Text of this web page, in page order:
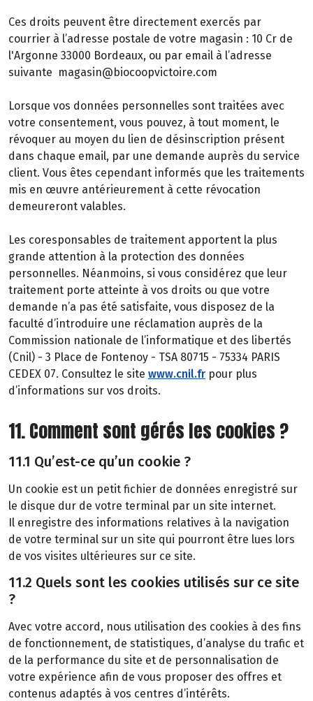
Ces droits peuvent être directement exercés par
courrier à l’adresse postale de votre magasin : 10 Cr de
l'Argonne 33000 Bordeaux, ou par email à l’adresse
suivante magasin@biocoopvictoire.com
Lorsque vos données personnelles sont traitées avec
votre consentement, vous pouvez, à tout moment, le
révoquer au moyen du lien de désinscription présent
dans chaque email, par une demande auprès du service
client. Vous êtes cependant informés que les traitements
mis en œuvre antérieurement à cette révocation
demeureront valables.
Les coresponsables de traitement apportent la plus
grande attention à la protection des données
personnelles. Néanmoins, si vous considérez que leur
traitement porte atteinte à vos droits ou que votre
demande n’a pas été satisfaite, vous disposez de la
faculté d’introduire une réclamation auprès de la
Commission nationale de l’informatique et des libertés
(Cnil) - 3 Place de Fontenoy - TSA 80715 - 75334 PARIS
CEDEX 07. Consultez le site www.cnil.fr pour plus
d’informations sur vos droits.
11. Comment sont gérés les cookies ?
11.1 Qu’est-ce qu’un cookie ?
Un cookie est un petit fichier de données enregistré sur
le disque dur de votre terminal par un site internet.
Il enregistre des informations relatives à la navigation
de votre terminal sur un site qui pourront être lues lors
de vos visites ultérieures sur ce site.
11.2 Quels sont les cookies utilisés sur ce site
?
Avec votre accord, nous utilisation des cookies à des fins
de fonctionnement, de statistiques, d’analyse du trafic et
de la performance du site et de personnalisation de
votre expérience afin de vous proposer des offres et
contenus adaptés à vos centres d’intérêts.